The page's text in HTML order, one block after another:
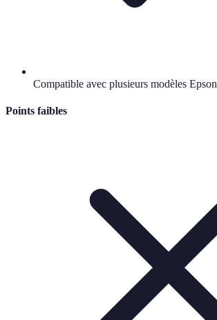
Compatible avec plusieurs modèles Epson
Points faibles